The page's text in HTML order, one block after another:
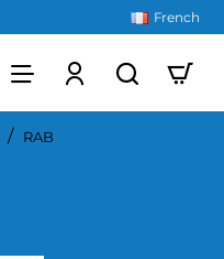
French
RAB